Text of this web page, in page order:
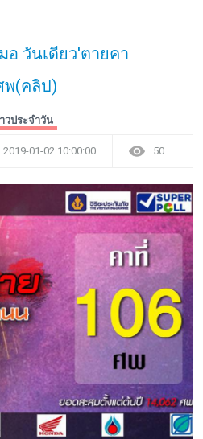
อ วันเดียว'ตายคา
พ(คลิป)
วประจำวัน
2019-01-02 10:00:00 50